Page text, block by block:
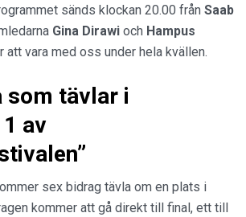
sänds klockan 20.00 från Saab
Gina Dirawi och Hampus
att vara med oss under hela kvällen.
tävlar i
av
sex bidrag tävla om en plats i
kommer att gå direkt till final, ett till